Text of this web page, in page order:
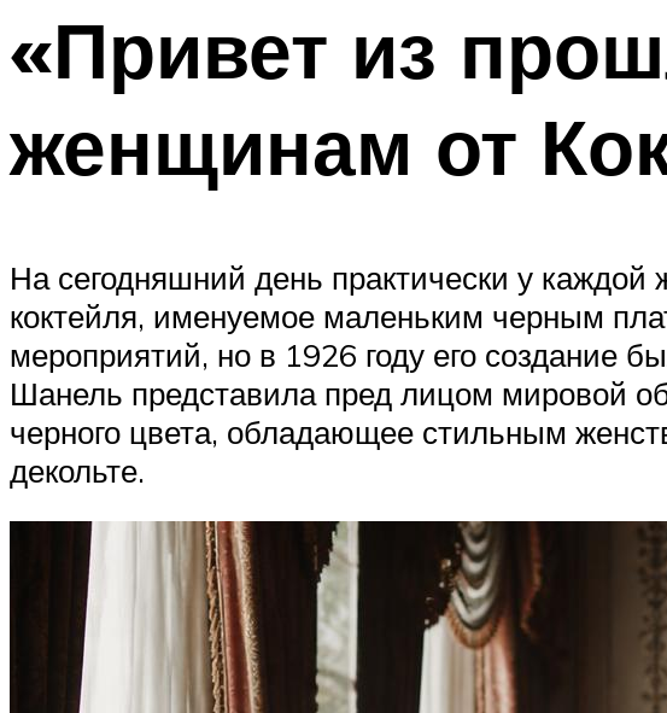
«Привет из
женщинам от
На сегодняшний день практически у каждой
коктейля, именуемое маленьким черным
мероприятий, но в 1926 году его создание
Шанель представила пред лицом мировой
черного цвета, обладающее стильным
декольте.